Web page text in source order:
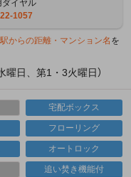
ダイヤル
1057
からの距離・マンション名 を
日、第1・3火曜日）
宅配ボックス
フローリング
オートロック
追い焚き機能付